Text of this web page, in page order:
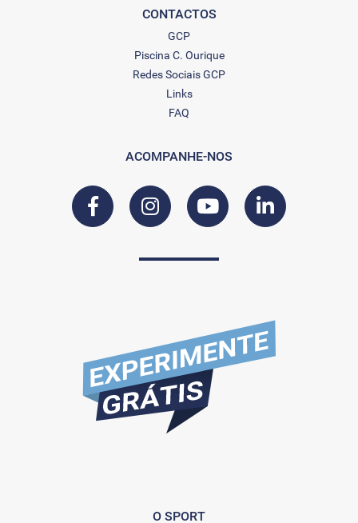
CONTACTOS
GCP
Piscina C. Ourique
Redes Sociais GCP
Links
FAQ
ACOMPANHE-NOS
O SPORT